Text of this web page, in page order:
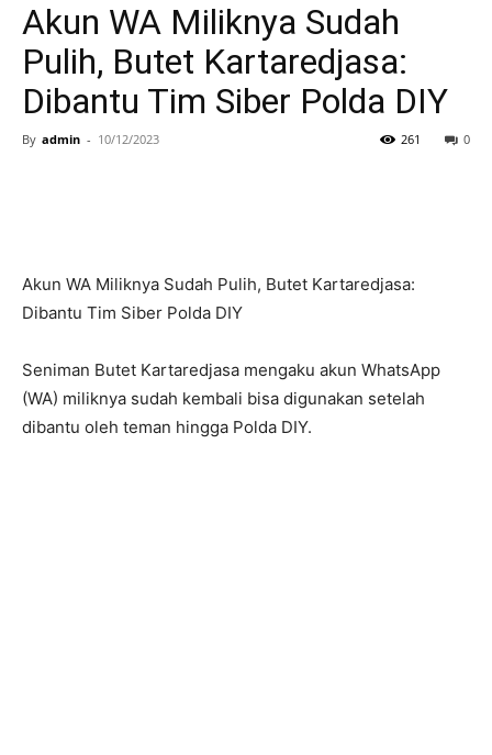
Akun WA Miliknya Sudah
Pulih, Butet Kartaredjasa:
Dibantu Tim Siber Polda DIY
By admin - 10/12/2023 0
261
Akun WA Miliknya Sudah Pulih, Butet Kartaredjasa:
Dibantu Tim Siber Polda DIY
Seniman Butet Kartaredjasa mengaku akun WhatsApp
(WA) miliknya sudah kembali bisa digunakan setelah
dibantu oleh teman hingga Polda DIY.